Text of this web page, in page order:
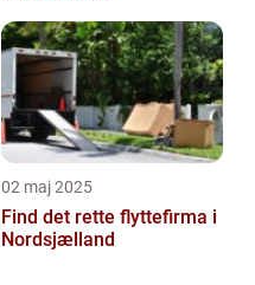
02 maj 2025
Find det rette flyttefirma i
Nordsjælland